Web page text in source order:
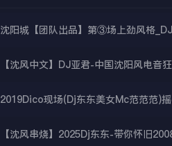
沈阳城【团队出品】第③场上劲风格
2019Dico现场(Dj东东美女Mc范范范)